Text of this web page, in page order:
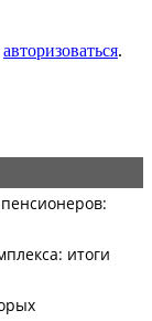
авторизоваться.